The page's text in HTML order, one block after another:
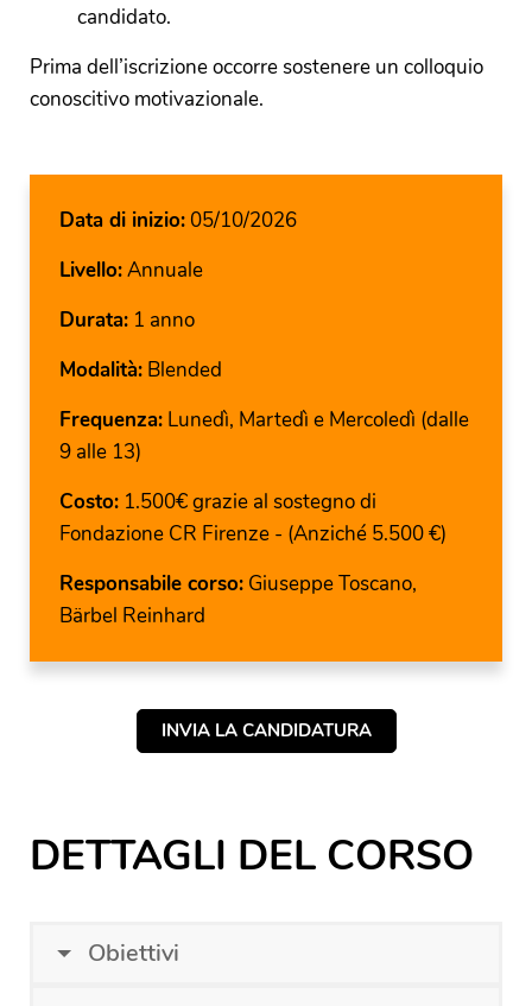
candidato.
Prima dell’iscrizione occorre sostenere un colloquio
conoscitivo motivazionale.
Data di inizio: 05/10/2026
Livello:Annuale
Durata: 1 anno
Modalità: Blended
Frequenza: Lunedì, Martedì e Mercoledì (dalle
9 alle 13)
Costo: 1.500€ grazie al sostegno di
Fondazione CR Firenze - (Anziché 5.500 €)
Responsabile corso: Giuseppe Toscano,
Bärbel Reinhard
INVIA LA CANDIDATURA
DETTAGLI DEL CORSO
Obiettivi